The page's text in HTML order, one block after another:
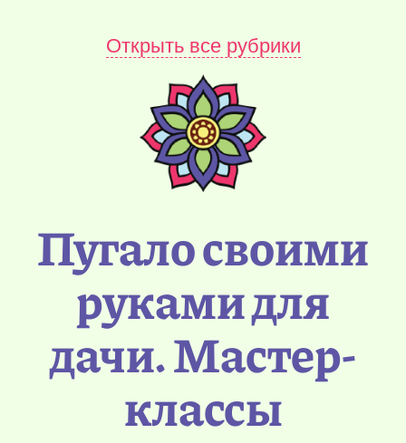
Открыть все рубрики
Пугало своими
руками для
дачи. Мастер-
классы